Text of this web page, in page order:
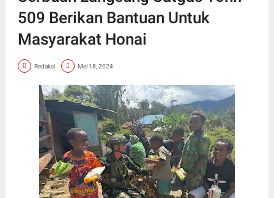
509 Berikan Bantuan Untuk
Masyarakat Honai
Redaksi Mei 18, 2024